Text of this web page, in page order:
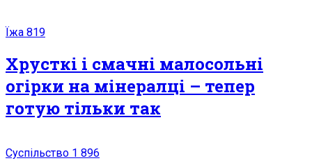
Їжа 819
Хрусткі і смачні малосольні
огірки на мінералці – тепер
готую тільки так
Суспільство 1 896